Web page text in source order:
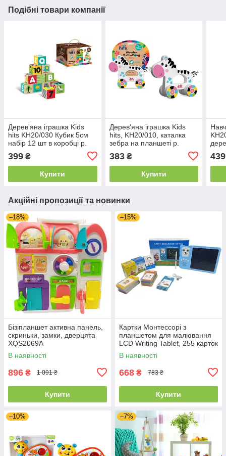
Подібні товари компанії
Дерев'яна іграшка Kids
hits KH20/030 Кубик 5см
набір 12 шт в коробці р.
399 ₴
Купити
Дерев'яна іграшка Kids
hits, KH20/010, каталка
зебра на планшеті р.
383₴
Купити
439
Акційні пропозиції та новинки
–18%
Бізіпланшет активна панель,
скриньки, замки, дверцята
XQS2069A
В наявності
896 ₴ 1 091 ₴
Купити
–15%
Картки Монтессорі з
планшетом для малювання
LCD Writing Tablet, 255 карток
В наявності
668 ₴ 783 ₴
Купити
–10% –7%